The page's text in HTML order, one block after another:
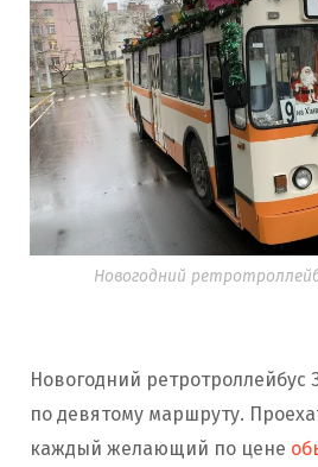
Новогодний
Новогодний ретротроллейбус
по девятому маршруту.
каждый желающий по цене